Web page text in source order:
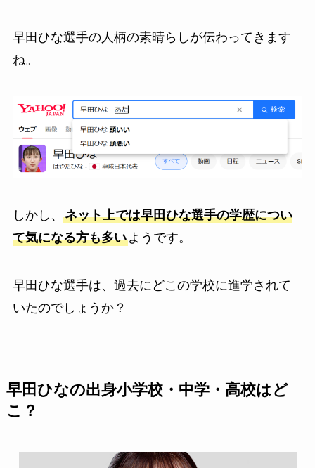
早田ひな選手の人柄の素晴らしが伝わってきます
ね。
しかし、 ネット上では早田ひな選手の学歴につい
て気になる方も多いようです。
早田ひな選手は、過去にどこの学校に進学されて
いたのでしょうか？
早田ひなの出身小学校・中学・高校はど
こ？